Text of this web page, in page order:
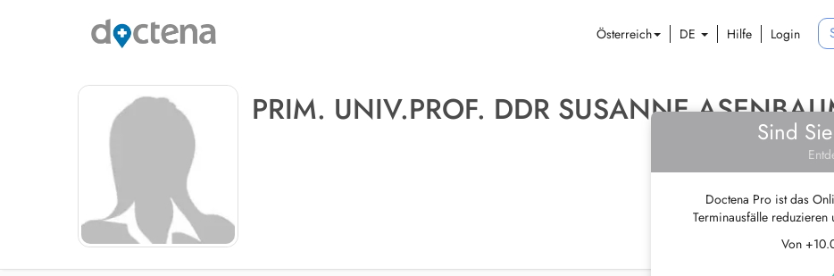
Österreich DE Hilfe Login
PRIM. UNIV.PROF. DDR SUSANNE
Sind
Doctena Pro ist das
Terminausfälle
Von